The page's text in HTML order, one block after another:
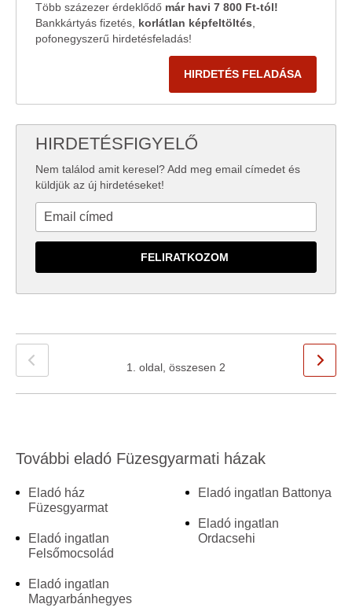
Több százezer érdeklődő már havi 7 800 Ft-tól!
Bankkártyás fizetés, korlátlan képfeltöltés
pofonegyszerű hirdetésfeladás!
HIRDETÉS FELADÁSA
HIRDETÉSFIGYELŐ
Nem találod amit keresel? Add meg email címedet és
küldjük az új hirdetéseket!
1. oldal, összesen 2
További eladó Füzesgyarmati házak
Eladó ház
Füzesgyarmat
Eladó ingatlan
Felsőmocsolád
Eladó ingatlan
Magyarbánhegyes
Eladó ingatlan Battonya
Eladó ingatlan
Ordacsehi